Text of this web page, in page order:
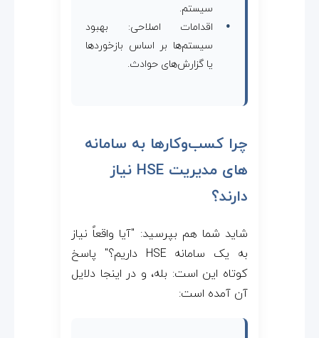
سیستم.
اقدامات اصلاحی: بهبود
سیستم‌ها بر اساس بازخوردها
یا گزارش‌های حوادث.
چرا کسب‌وکارها به سامانه
های مدیریت HSE نیاز
دارند؟
شاید شما هم بپرسید: "آیا واقعاً نیاز
به یک سامانه HSE داریم؟" پاسخ
کوتاه این است: بله، و در اینجا دلایل
آن آمده است: